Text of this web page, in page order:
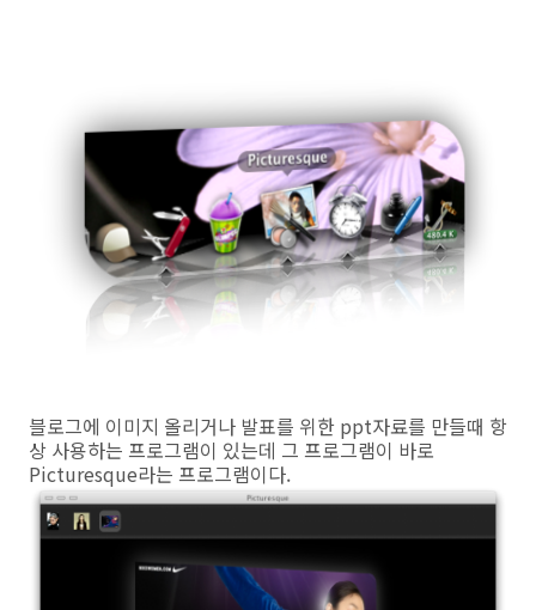
블로그에 이미지 올리거나 발표를 위한 ppt자료를 만들때 항
상 사용하는 프로그램이 있는데 그 프로그램이 바로
Picturesque라는 프로그램이다.